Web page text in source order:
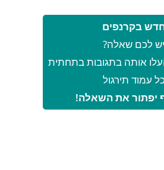
בקרנפים
יש לכם שאלה?
אותה בתגובות בתחתית
כל עמוד תירגול
יפתור את השאלה!